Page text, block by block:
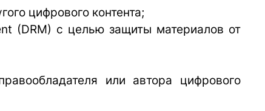
цифрового контента;
(DRM) с целью защиты материалов от
или автора цифрового